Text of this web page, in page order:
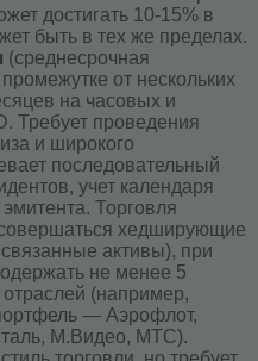
достигать 10-15% в
быть в тех же пределах.
(среднесрочная
от нескольких
на часовых и
Требует проведения
и широкого
последовательный
учет календаря
Торговля
хедширующие
активы), при
не менее 5
(например,
— Аэрофлот,
М.Видео, МТС).